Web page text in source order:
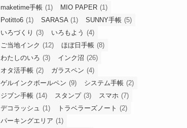
maketime手帳 (1) MIO PAPER (1)
Potitto6 (1) SARASA (1) SUNNY手帳 (5)
いろづくり (3) いろもよう (4)
ご当地インク (12) ほぼ日手帳 (8)
わたしのいろ (3) インク沼 (26)
オタ活手帳 (2) ガラスペン (4)
ゲルインクボールペン (9) システム手帳 (2)
ジブン手帳 (14) スタンプ (3) スマホ (7)
デコラッシュ (1) トラベラーズノート (2)
パーキングエリア (1)